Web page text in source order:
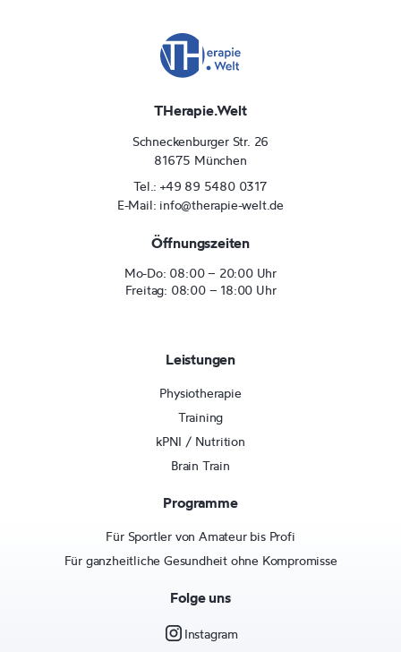
THerapie.Welt
Schneckenburger Str. 26
81675 München
Tel.: +49 89 5480 0317
E-Mail: info@therapie-welt.de
Öffnungszeiten
Mo-Do: 08:00 – 20:00 Uhr
Freitag: 08:00 – 18:00 Uhr
Leistungen
Physiotherapie
Training
kPNI / Nutrition
Brain Train
Programme
Für Sportler von Amateur bis Profi
Für ganzheitliche Gesundheit ohne Kompromisse
Folge uns
Instagram